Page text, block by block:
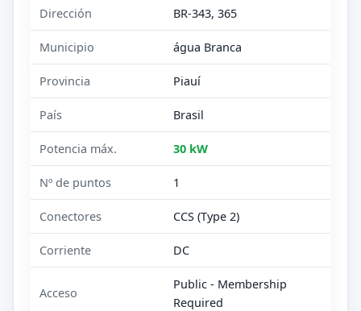
Dirección BR-343, 365
Municipio água Branca
Provincia Piauí
País Brasil
Potencia máx. 30 kW
Nº de puntos 1
Conectores CCS (Type 2)
Corriente DC
Acceso
Public - Membership
Required